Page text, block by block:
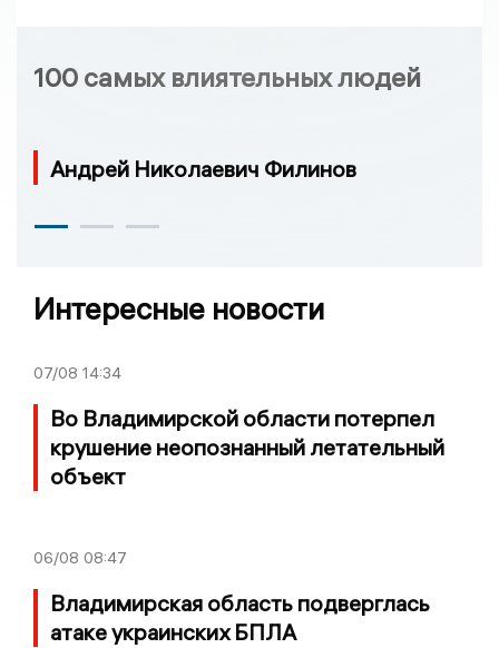
100 самых влиятельных людей
Андрей Николаевич Филинов
Интересные новости
07/08 14:34
Во Владимирской области потерпел
крушение неопознанный летательный
объект
06/08 08:47
Владимирская область подверглась
атаке украинских БПЛА